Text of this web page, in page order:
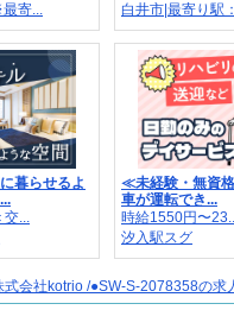
寄...
白井市|最寄り駅
暮らせるよ
交...
≪未経験・無資
車が運転でき...
時給1550円〜
汐入駅スグ
式会社kotrio /●SW-S-2078358の求